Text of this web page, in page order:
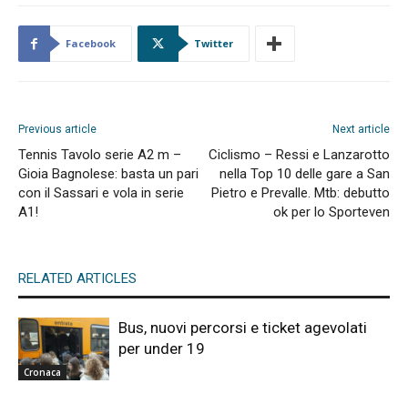
Facebook Twitter
Previous article
Tennis Tavolo serie A2 m –
Gioia Bagnolese: basta un pari
con il Sassari e vola in serie
A1!
Next article
Ciclismo – Ressi e Lanzarotto
nella Top 10 delle gare a San
Pietro e Prevalle. Mtb: debutto
ok per lo Sporteven
RELATED ARTICLES
Cronaca
Bus, nuovi percorsi e ticket agevolati
per under 19